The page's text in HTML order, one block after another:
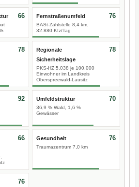
66 Fernstraßenumfeld
BASt-Zählstelle 8,4 km,
32.880 Kfz/Tag
76
78
Regionale
Sicherheitslage
PKS-HZ 5.038 je 100.000
Einwohner im Landkreis
Oberspreewald-Lausitz
78
92 Umfeldstruktur
36,9 % Wald, 1,6 %
Gewässer
70
66 Gesundheit
Traumazentrum 7,0 km
76
76